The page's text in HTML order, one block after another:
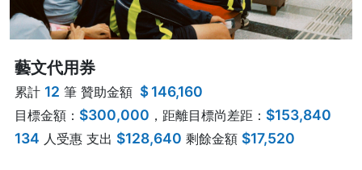
藝文代用券
累計 12 筆 贊助金額 ＄146,160
目標金額： $300,000 ，距離目標尚差距： $153,840
134 人受惠 支出 $128,640 剩餘金額 $17,520